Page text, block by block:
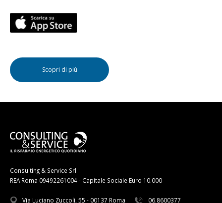
Scopri di più
Consulting & Service Srl
REA Roma 09492261004 - Capitale Sociale Euro 10.000
Via Luciano Zuccoli, 55 - 00137 Roma 06.8600377